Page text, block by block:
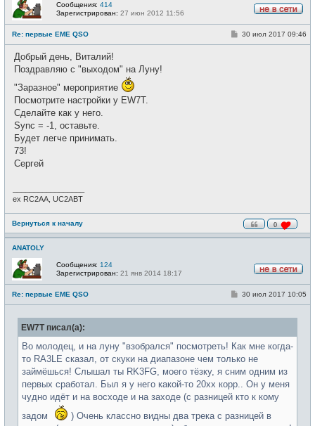
е
в
с
Сообщения: 414
Зарегистрирован: 27 июн 2012 11:56
Re: первые EME QSO
0
С30 июл 2017 09:46
Добрый день, Виталий!
Поздравляю с "выходом" на Луну!
"Заразное" мероприятие
Посмотрите настройки у EW7T.
Сделайте как у него.
Sync = -1, оставьте.
Будет легче принимать.
73!
Сергей
ex RC2AA, UC2ABT
Вернуться к началу
ANATOLY
е
в
с
Сообщения: 124
Зарегистрирован: 21 янв 2014 18:17
Re: первые EME QSO
С
б
е
н
е
30 июл 2017 10:05
EW7T писал(а):
Во молодец, и на луну "взобрался" посмотреть! Как мне когда-
то RA3LE сказал, от скуки на диапазоне чем только не
займёшься! Слышал ты RK3FG, моего тёзку, я сним одним из
первых сработал. Был я у него какой-то 20хх корр.. Он у меня
чудно идёт и на восходе и на заходе (с разницей кто к кому
задом
) Очень классно видны два трека с разницей в